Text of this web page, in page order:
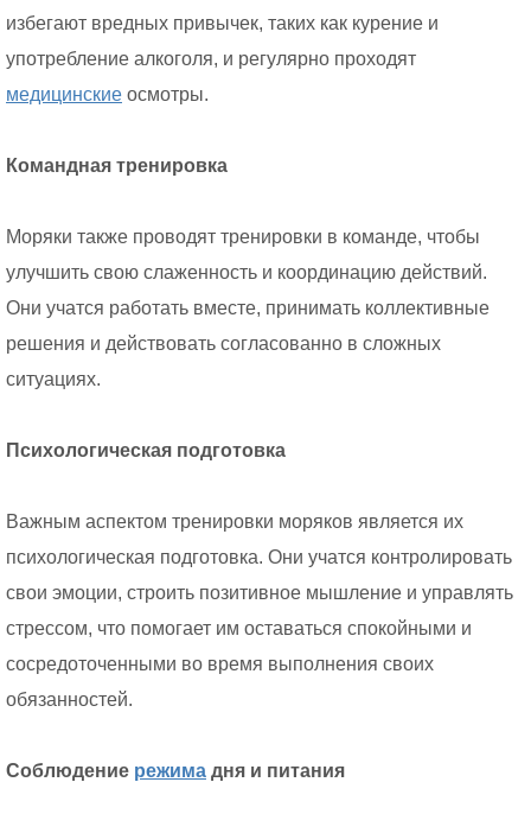
избегают вредных привычек, таких как курение и
употребление алкоголя, и регулярно проходят
медицинские осмотры.
Командная тренировка
Моряки также проводят тренировки в команде, чтобы
улучшить свою слаженность и координацию действий.
Они учатся работать вместе, принимать коллективные
решения и действовать согласованно в сложных
ситуациях.
Психологическая подготовка
Важным аспектом тренировки моряков является их
психологическая подготовка. Они учатся контролировать
свои эмоции, строить позитивное мышление и управлять
стрессом, что помогает им оставаться спокойными и
сосредоточенными во время выполнения своих
обязанностей.
Соблюдение режима дня и питания